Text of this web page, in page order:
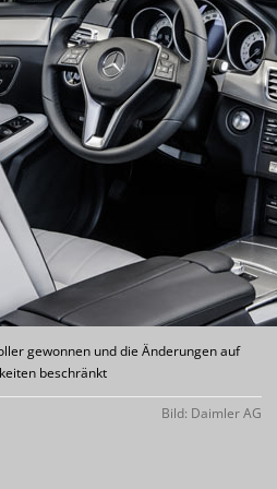
gewonnen und die Änderungen auf
beschränkt
Bild: Daimler AG